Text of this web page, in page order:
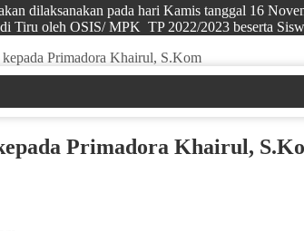
dilaksanakan pada hari Kamis tanggal 16
Tiru oleh OSIS/ MPK TP 2022/2023 beserta
kepada Primadora Khairul, S.Kom
Primadora Khairul,